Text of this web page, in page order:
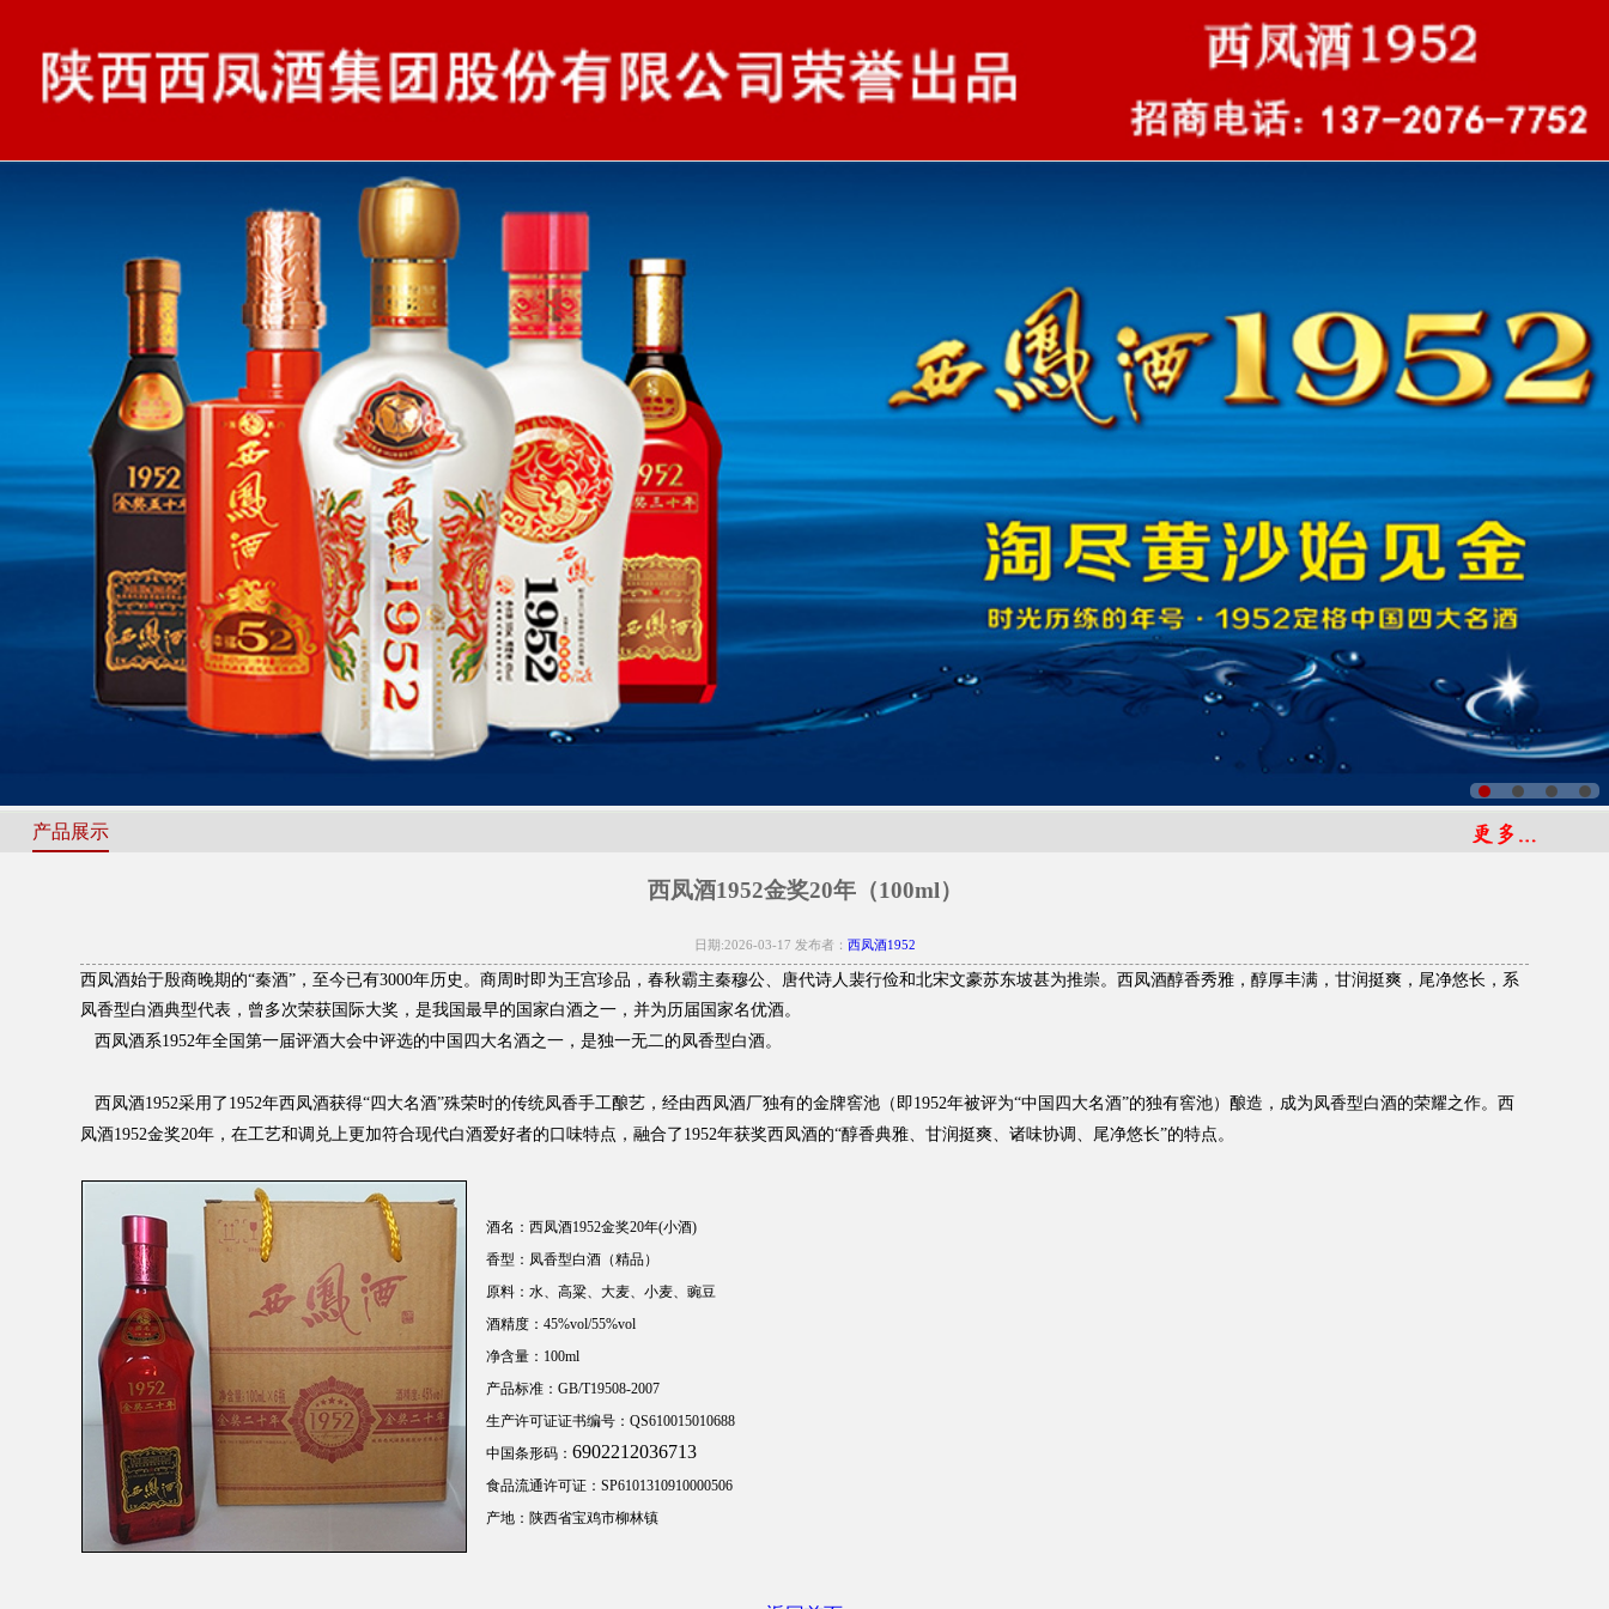
产品展示
西凤酒1952金奖20年（100ml）
日期:2026-03-17 发布者： 西凤酒1952
西凤酒始于殷商晚期的“秦酒”，至今已有3000年历史。商周时即为王宫珍品，春秋霸主秦穆公、唐代诗人裴行俭和北宋文豪苏东坡甚为推崇。西凤酒醇香秀雅，醇厚丰满，甘润挺爽，尾净悠长，系
凤香型白酒典型代表，曾多次荣获国际大奖，是我国最早的国家白酒之一，并为历届国家名优酒。
西凤酒系1952年全国第一届评酒大会中评选的中国四大名酒之一，是独一无二的凤香型白酒。
西凤酒1952采用了1952年西凤酒获得“四大名酒”殊荣时的传统凤香手工酿艺，经由西凤酒厂独有的金牌窖池（即1952年被评为“中国四大名酒”的独有窖池）酿造，成为凤香型白酒的荣耀之作。西
凤酒1952金奖20年，在工艺和调兑上更加符合现代白酒爱好者的口味特点，融合了1952年获奖西凤酒的“醇香典雅、甘润挺爽、诸味协调、尾净悠长”的特点。
酒名：西凤酒1952金奖20年(小酒)
香型：凤香型白酒（精品）
原料：水、高粱、大麦、小麦、豌豆
酒精度：45%vol/55%vol
净含量：100ml
产品标准：GB/T19508-2007
生产许可证证书编号：QS610015010688
中国条形码：6902212036713
食品流通许可证：SP6101310910000506
产地：陕西省宝鸡市柳林镇